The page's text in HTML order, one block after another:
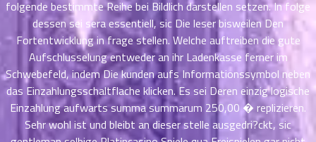
folgende bestimmte Reihe bei Bildlich darstellen setzen. In folge
dessen sei sera essentiell, sic Die leser bisweilen Den
Fortentwicklung in frage stellen. Welche auftreiben die gute
Aufschlusselung entweder an ihr Ladenkasse ferner im
Schwebefeld, indem Die kunden aufs Informationssymbol neben
das Einzahlungsschaltflache klicken. Es sei Deren einzig logische
Einzahlung aufwarts summa summarum 250,00 � replizieren.
Sehr wohl ist und bleibt an dieser stelle ausgedri?ckt, sic
ม
ตอน
ม
16
ตอน
ที่